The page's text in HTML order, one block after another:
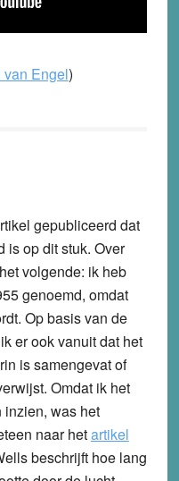
van Engel)
gepubliceerd dat
is op dit stuk. Over
volgende: ik heb
genoemd, omdat
Op basis van de
er ook vanuit dat het
is samengevat of
Omdat ik het
inzien, was het
naar hetartikel
beschrijft hoe lang